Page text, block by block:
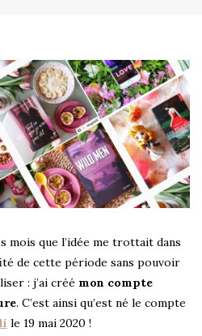
mois que l’idée me trottait dans
de cette période sans pouvoir
: j’ai créé mon compte
. C’est ainsi qu’est né le compte
le 19 mai 2020 !